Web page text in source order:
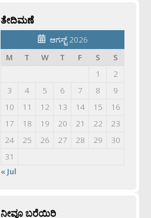
ತೇದಿಮಣೆ
ಆಗಸ್ಟ್ 2026
M
T W T F S
S
1
2
3
4 5 6 7 8
9
10
11 12 13 14 15
16
17
18 19 20 21 22
23
24
25 26 27 28 29
30
31
« Jul
ನೀವೂ ಬರೆಯಿರಿ